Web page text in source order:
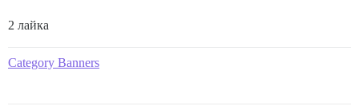
2 лайка
Category Banners